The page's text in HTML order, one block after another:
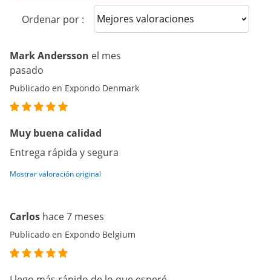
Ordenar por : Sort reviews
Mark Andersson el mes
pasado
Publicado en Expondo Denmark
Muy buena calidad
Entrega rápida y segura
Mostrar valoración original
Carlos hace 7 meses
Publicado en Expondo Belgium